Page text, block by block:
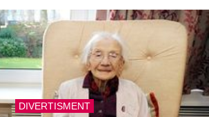
DIVERTISMENT